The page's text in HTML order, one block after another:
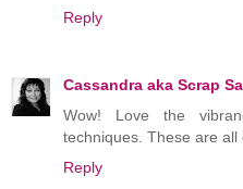
Reply
Cassandra aka Scrap
Wow! Love the
techniques. These are all
Reply